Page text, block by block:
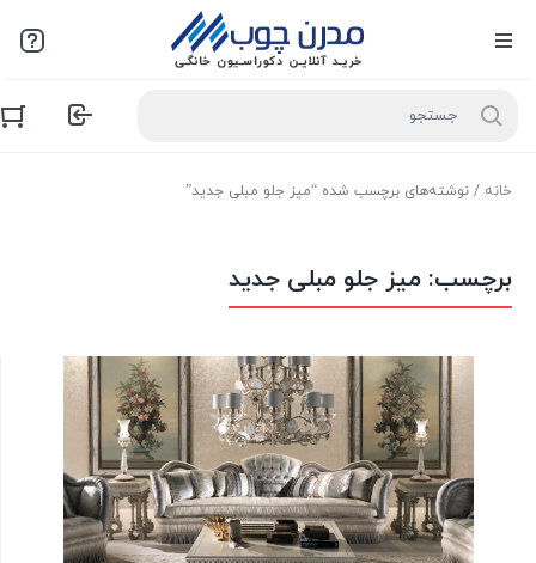
خانه / نوشته‌های برچسب شده “میز جلو مبلی جدید”
برچسب: میز جلو مبلی جدید